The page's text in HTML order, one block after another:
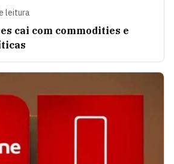
leitura
cai com commodities e